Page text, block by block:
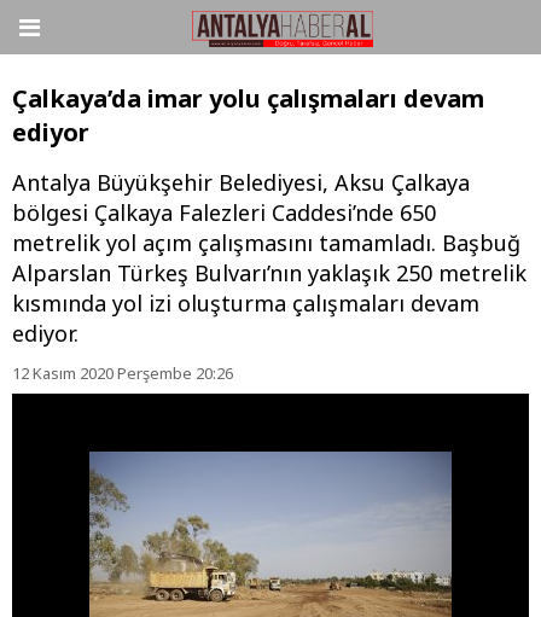
Çalkaya’da imar yolu çalışmaları devam
ediyor
Antalya Büyükşehir Belediyesi, Aksu Çalkaya
bölgesi Çalkaya Falezleri Caddesi’nde 650
metrelik yol açım çalışmasını tamamladı. Başbuğ
Alparslan Türkeş Bulvarı’nın yaklaşık 250 metrelik
kısmında yol izi oluşturma çalışmaları devam
ediyor.
12 Kasım 2020 Perşembe 20:26